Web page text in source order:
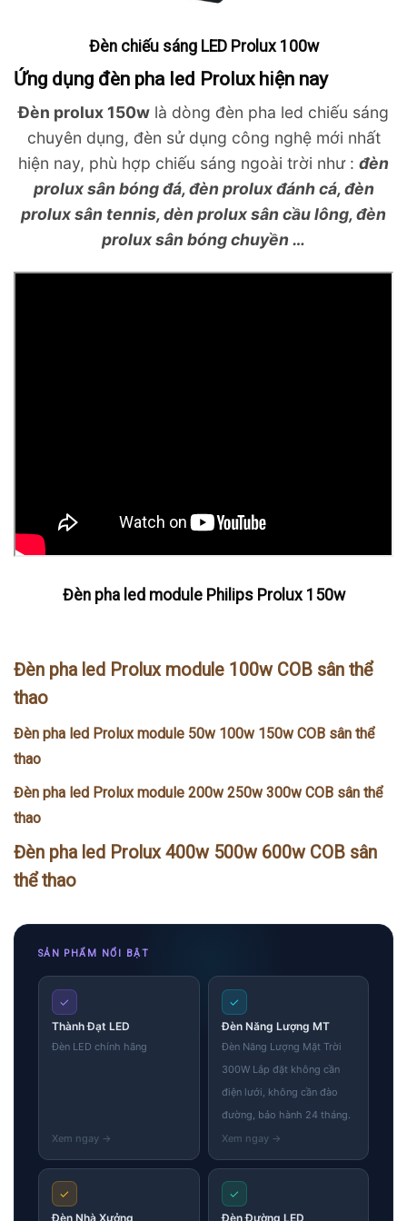
Đèn chiếu sáng LED Prolux 100w
Ứng dụng đèn pha led Prolux hiện nay
Đèn prolux 150w là dòng đèn pha led chiếu sáng
chuyên dụng, đèn sử dụng công nghệ mới nhất
hiện nay, phù hợp chiếu sáng ngoài trời như : đèn
prolux sân bóng đá, đèn prolux đánh cá, đèn
prolux sân tennis, dèn prolux sân cầu lông, đèn
prolux sân bóng chuyền …
Đèn pha led module Philips Prolux 150w
Đèn pha led Prolux module 100w COB sân thể
thao
Đèn pha led Prolux module 50w 100w 150w COB sân thể
thao
Đèn pha led Prolux module 200w 250w 300w COB sân thể
thao
Đèn pha led Prolux 400w 500w 600w COB sân
thể thao
SẢN PHẨM NỔI BẬT
✓
Thành Đạt LED
Đèn LED chính hãng
✓
Đèn Năng Lượng MT
Đèn Năng Lượng Mặt Trời
300W Lắp đặt không cần
điện lưới, không cần đào
đường, bảo hành 24 tháng.
✓
Đèn Nhà Xưởng
✓
Đèn Đường LED